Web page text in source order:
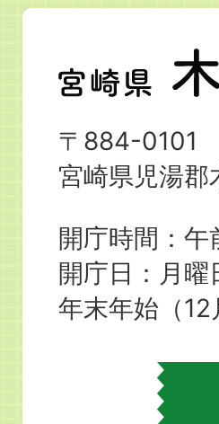
宮
崎
県
木
町
役
場
〒884-0101
宮崎県児湯郡
開庁時間：
開庁日：月
年末年始（